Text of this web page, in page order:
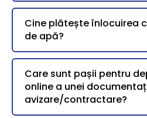
Cine plătește înlocuirea
de apă?
Care sunt pașii pentru
online a unei
avizare/contractare?